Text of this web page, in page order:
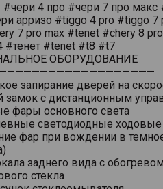
4 про #чери 7 про макс
арризо #tiggo 4 pro #tiggo 7
7 pro max #tenet #chery 8
#тенет #tenet #t8 #t7
ОБОРУДОВАНИЕ
запирание дверей на
замок с дистанционным
фары основного света
светодиодные ходовые
фар при вождении в
заднего вида с обогревом
стекла